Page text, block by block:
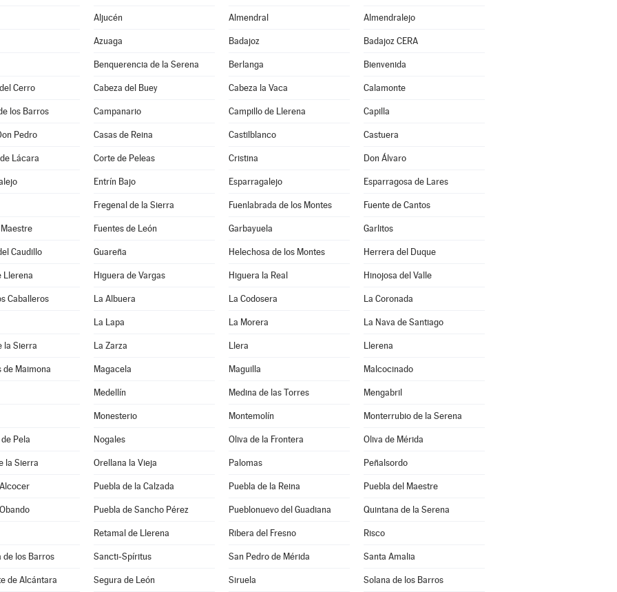
Aljucén Almendral Almendralejo
Azuaga Badajoz Badajoz CERA
Benquerencia de la Serena Berlanga Bienvenida
Cerro Cabeza del Buey Cabeza la Vaca Calamonte
los Barros Campanario Campillo de Llerena Capilla
Pedro Casas de Reina Castilblanco Castuera
Lácara Corte de Peleas Cristina Don Álvaro
Entrín Bajo Esparragalejo Esparragosa de Lares
Fregenal de la Sierra Fuenlabrada de los Montes Fuente de Cantos
Fuentes de León Garbayuela Garlitos
Caudillo Guareña Helechosa de los Montes Herrera del Duque
Llerena Higuera de Vargas Higuera la Real Hinojosa del Valle
Caballeros La Albuera La Codosera La Coronada
La Lapa La Morera La Nava de Santiago
la Sierra La Zarza Llera Llerena
de Maimona Magacela Maguilla Malcocinado
Medellín Medina de las Torres Mengabril
Monesterio Montemolín Monterrubio de la Serena
Pela Nogales Oliva de la Frontera Oliva de Mérida
la Sierra Orellana la Vieja Palomas Peñalsordo
Puebla de la Calzada Puebla de la Reina Puebla del Maestre
Puebla de Sancho Pérez Pueblonuevo del Guadiana Quintana de la Serena
Retamal de Llerena Ribera del Fresno Risco
de los Barros Sancti-Spíritus San Pedro de Mérida Santa Amalia
de Alcántara Segura de León Siruela Solana de los Barros